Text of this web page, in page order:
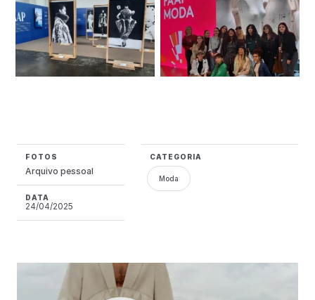
FOTOS
Arquivo pessoal
DATA
24/04/2025
CATEGORIA
Moda